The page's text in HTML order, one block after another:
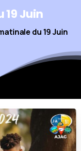
19Juin
du 19 Juin